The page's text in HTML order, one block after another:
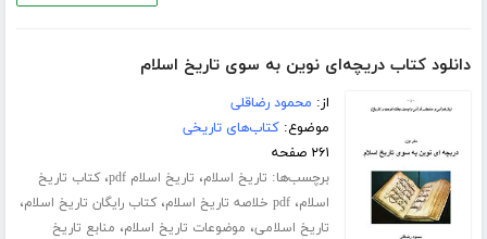
دانلود کتاب دریچه‌ای نوین به سوی تاریخ اسلام
از: محمود رضاقلی
موضوع:کتاب‌های تاریخی
۲۶۱ صفحه
برچسب‌ها: تاریخ اسلام، تاریخ اسلام pdf ،کتاب تاریخ
اسلام،pdf خلاصه تاریخ اسلام ،کتاب رایگان تاریخ اسلام،
تاریخ اسلامی، موضوعات تاریخ اسلام، منابع تاریخ